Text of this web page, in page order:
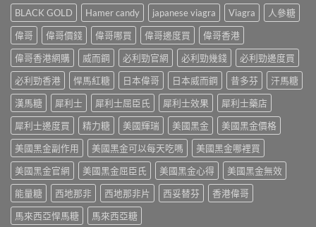
港
正
貨
購
買
指
南〉
中
網
購
渠
道
與
4
招
防
鑑
別
指
南〉
中
港
男
士
保
健
品
排
行
與
網
購
選
購
指
南〉
中
Levitra
香
港
價
格
全
攻
略：
房
與
網
購
正
貨
渠
比
較〉
BLACK GOLD Hamer candy japanese viagra Viagra
人參糖
偉哥
偉哥價錢 偉哥哪買 偉哥邊度買
偉哥香港
偉哥香港網購
威而鋼 必利勁官網 必利勁幾錢
必利勁邊度買
必利勁香港
悍馬紅糖 日本偉哥 日本威而鋼 昔多芬
汗馬糖
漢馬糖
犀利士 犀利士屈臣氏 犀利士效果
犀利士藥店
犀利士邊度買
精力糖 美國輝瑞 美國黑金
美國黑金價格
美國黑金副作用
美國黑金可以每天吃嗎
美國黑金哪裡買
美國黑金官網
美國黑金屈臣氏 美國黑金心得
美國黑金無效
能量糖
西地那非 西地那非片 西妥替芬
香港偉哥
馬來西亞悍馬糖
馬來西亞糖